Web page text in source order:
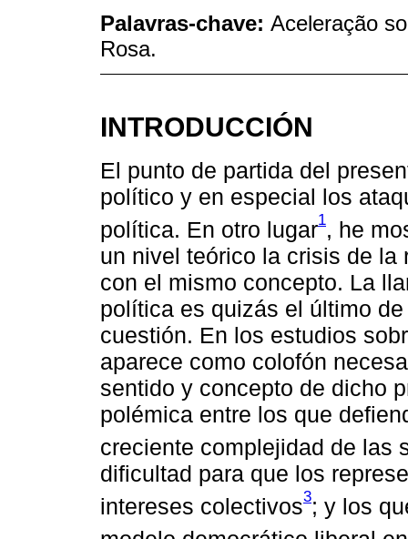
Palavras-chave: Aceleração
Rosa.
INTRODUCCIÓN
El punto de partida del
político y en especial los
política. En otro lugar1, he
un nivel teórico la crisis de
con el mismo concepto. La
política es quizás el último
cuestión. En los estudios
aparece como colofón
sentido y concepto de dicho
polémica entre los que
creciente complejidad de las
dificultad para que los
intereses colectivos3; y los